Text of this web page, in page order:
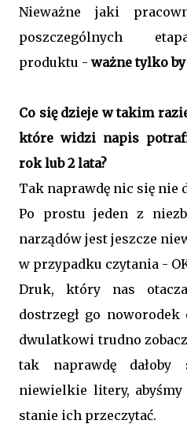
Nieważne jaki
poszczególnych
produktu - ważne tylko
Co się dzieje w takim
które widzi napis
rok lub 2 lata?
Tak naprawdę nic się nie
Po prostu jeden z
narządów jest jeszcze
w przypadku czytania -
Druk, który nas
dostrzegł go
dwulatkowi trudno
tak naprawdę
niewielkie litery,
stanie ich przeczytać.